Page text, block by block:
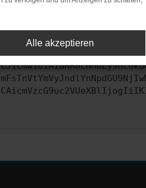
Du kannst uns diesen
Alle akzeptieren